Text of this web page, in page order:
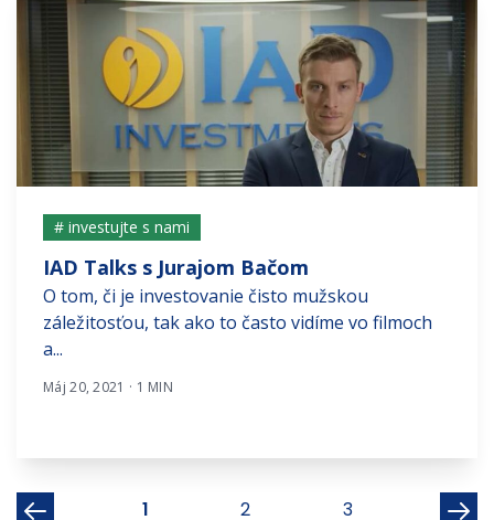
# investujte s nami
IAD Talks s Jurajom Bačom
O tom, či je investovanie čisto mužskou
záležitosťou, tak ako to často vidíme vo filmoch
a...
Máj 20, 2021 · 1 MIN
1 2 3